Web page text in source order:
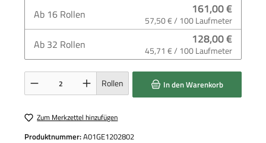
Ab 16 Rollen 161,00 €
57,50 € / 100 Laufmeter
Ab 32 Rollen 128,00 €
45,71 € / 100 Laufmeter
Produkt Anzahl: Gib den gewünschten Wert ein oder benutze die Schaltflächen um
Rollen In den Warenkorb
Zum Merkzettel hinzufügen
Produktnummer:A01GE1202802